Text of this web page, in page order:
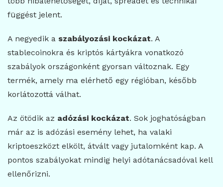
függést jelent.
A negyedik a szabályozási kockázat. A
stablecoinokra és kriptós kártyákra vonatkozó
szabályok országonként gyorsan változnak. Egy
termék, amely ma elérhető egy régióban, később
korlátozottá válhat.
Az ötödik az adózási kockázat. Sok joghatóságban
már az is adózási esemény lehet, ha valaki
kriptoeszközt elkölt, átvált vagy jutalomként kap. A
pontos szabályokat mindig helyi adótanácsadóval kell
ellenőrizni.